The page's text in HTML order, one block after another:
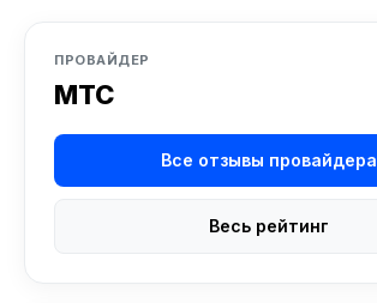
ПРОВАЙДЕР
МТС
Все отзывы провайдера
Весь рейтинг